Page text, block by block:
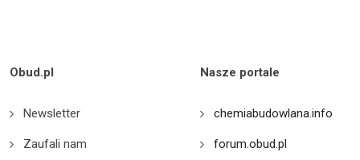
Obud.pl
Newsletter
Zaufali nam
Nasze portale
chemiabudowlana.info
forum.obud.pl